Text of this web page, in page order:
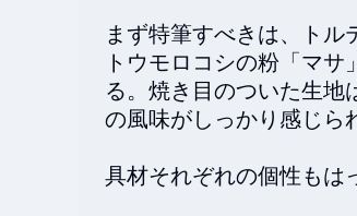
まず特筆すべきは、トル
トウモロコシの粉「マ
る。焼き目のついた生地
の風味がしっかり感じら
具材それぞれの個性もは